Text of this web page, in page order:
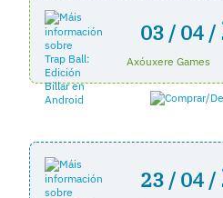
03 / 04 /
Axóuxere Games
23 / 04 /